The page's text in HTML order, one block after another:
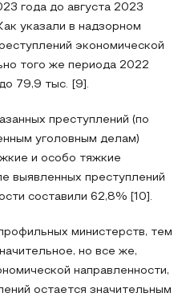
года до августа 2023
указали в надзорном
экономической
того же периода 2022
79,9 тыс. [9].
преступлений (по
уголовным делам)
и особо тяжкие
выявленных преступлений
составили 62,8% [10].
министерств, тем
но все же,
направленности,
остается значительным